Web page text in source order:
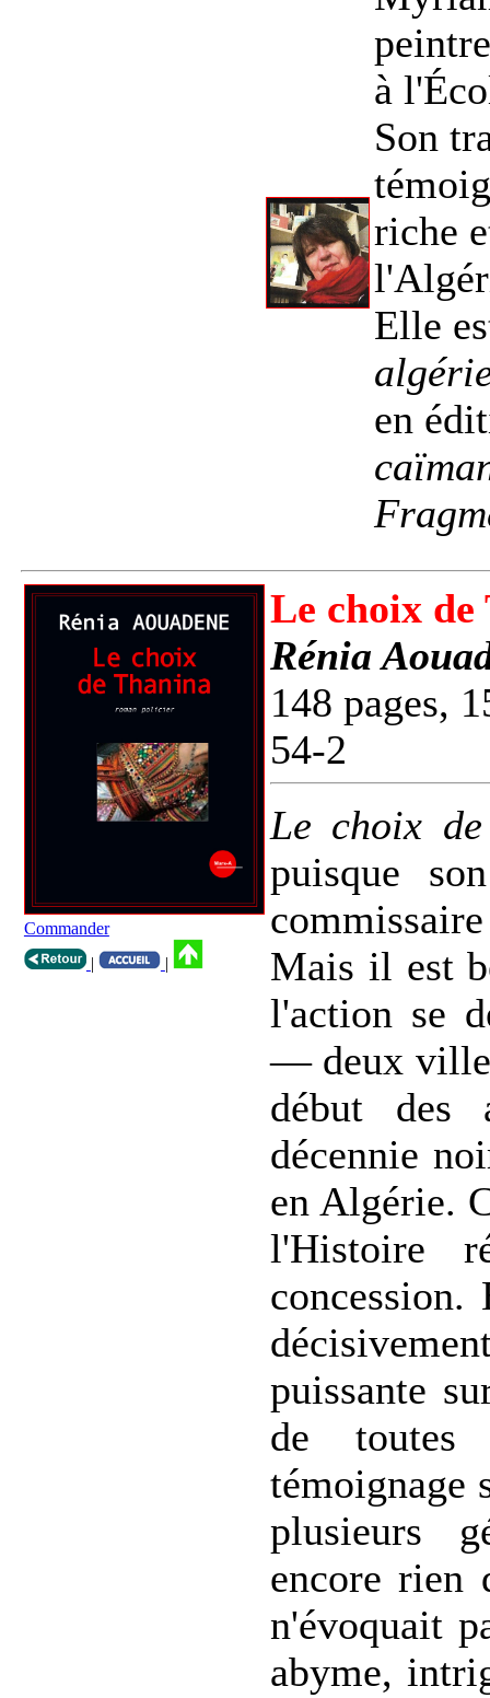
à
Son
riche
Elle
en
Commander
|
|
Le choix de
Rénia
148 pages,
54-2
Le choix
puisque
Mais il est
l'action se
— deux
début des
décennie
en Algérie.
l'Histoire
concession.
puissante
de toutes
témoignage
plusieurs
encore rien
n'évoquait
abyme,